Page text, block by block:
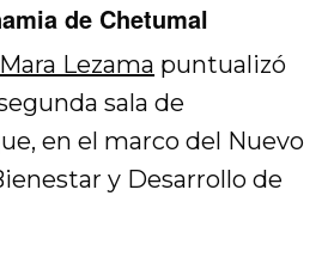
de Chetumal
Mara Lezama puntualizó
sala de
en el marco del Nuevo
y Desarrollo de